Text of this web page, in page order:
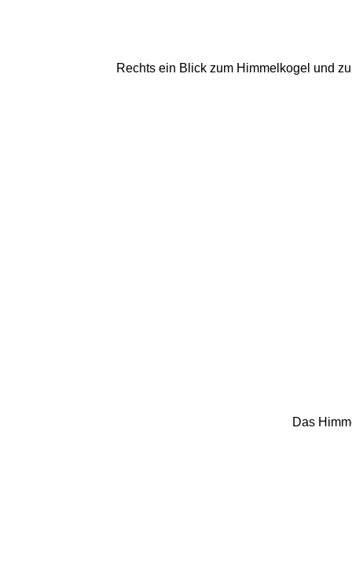
Rechts ein Blick zum Himmelkogel und
Das